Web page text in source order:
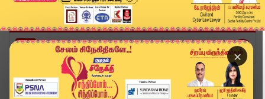
×
Home Topics delhi